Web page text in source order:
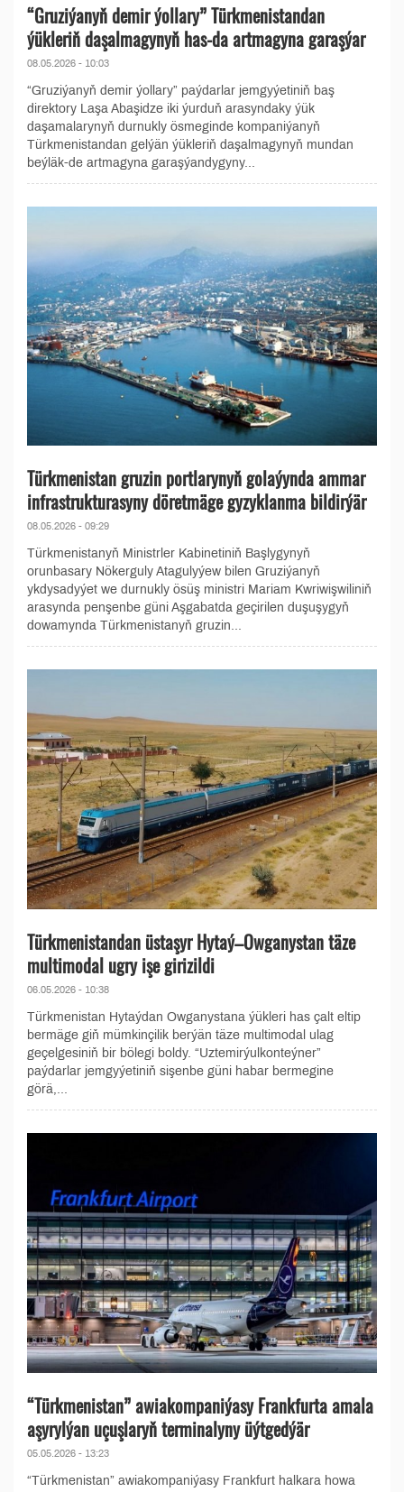
“Gruziýanyň demir ýollary” Türkmenistandan
ýükleriň daşalmagynyň has-da artmagyna garaşýar
08.05.2026 - 10:03
“Gruziýanyň demir ýollary” paýdarlar jemgyýetiniň baş
direktory Laşa Abaşidze iki ýurduň arasyndaky ýük
daşamalarynyň durnukly ösmeginde kompaniýanyň
Türkmenistandan gelýän ýükleriň daşalmagynyň mundan
beýläk-de artmagyna garaşýandygyny...
Türkmenistan gruzin portlarynyň golaýynda ammar
infrastrukturasyny döretmäge gyzyklanma bildirýär
08.05.2026 - 09:29
Türkmenistanyň Ministrler Kabinetiniň Başlygynyň
orunbasary Nökerguly Atagulyýew bilen Gruziýanyň
ykdysadyýet we durnukly ösüş ministri Mariam Kwriwişwiliniň
arasynda penşenbe güni Aşgabatda geçirilen duşuşygyň
dowamynda Türkmenistanyň gruzin...
Türkmenistandan üstaşyr Hytaý–Owganystan täze
multimodal ugry işe girizildi
06.05.2026 - 10:38
Türkmenistan Hytaýdan Owganystana ýükleri has çalt eltip
bermäge giň mümkinçilik berýän täze multimodal ulag
geçelgesiniň bir bölegi boldy. “Uztemirýulkonteýner”
paýdarlar jemgyýetiniň sişenbe güni habar bermegine
görä,...
“Türkmenistan” awiakompaniýasy Frankfurta amala
aşyrylýan uçuşlaryň terminalyny üýtgedýär
05.05.2026 - 13:23
“Türkmenistan” awiakompaniýasy Frankfurt halkara howa